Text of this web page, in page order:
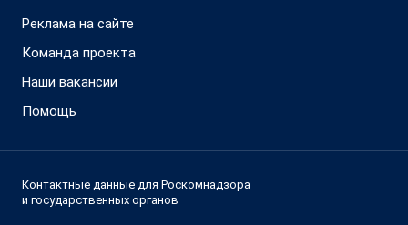
Реклама на сайте
Команда проекта
Наши вакансии
Помощь
Контактные данные для Роскомнадзора
и государственных органов